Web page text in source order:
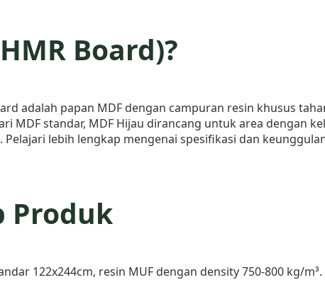
Board)?
adalah papan MDF dengan campuran resin khusus
MDF standar, MDF Hijau dirancang untuk area dengan
lebih lengkap mengenai spesifikasi dan
Produk
122x244cm, resin MUF dengan density 750-800 kg/m³.